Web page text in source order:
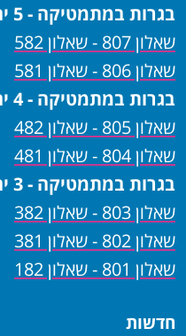
בגרות במתמטיקה - 5 יחידות
שאלון 807 - שאלון 582
שאלון 806 - שאלון 581
בגרות במתמטיקה - 4 יחידות
שאלון 805 - שאלון 482
שאלון 804 - שאלון 481
בגרות במתמטיקה - 3 יחידות
שאלון 803 - שאלון 382
שאלון 802 - שאלון 381
שאלון 801 - שאלון 182
חדשות